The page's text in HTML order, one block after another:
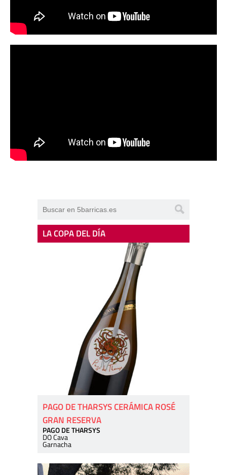
LA COPA DEL DÍA
PAGO DE THARSYS CERÁMICA ROSÉ
GRAN RESERVA
PAGO DE THARSYS
DO Cava
Garnacha